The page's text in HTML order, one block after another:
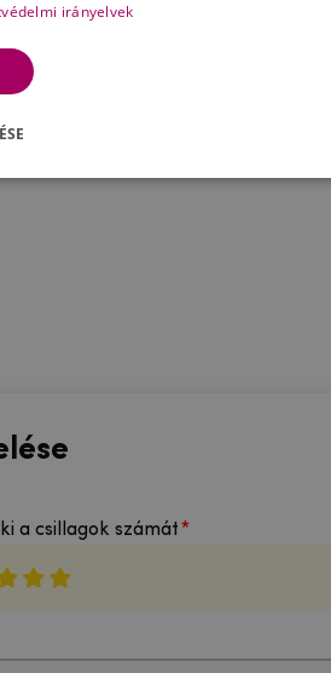
a csillagok számát
irányelvek